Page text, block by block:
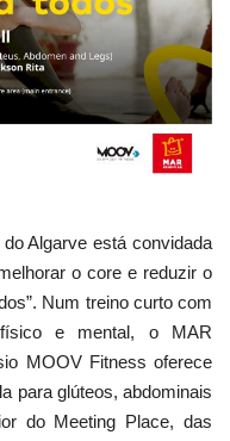
Algarve está convidada
o core e reduzir o
Num treino curto com
e mental, o MAR
MOOV Fitness oferece
para glúteos, abdominais
do Meeting Place, das